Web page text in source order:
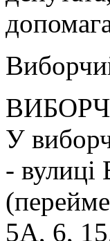
У
- вулиці
5А, 6,